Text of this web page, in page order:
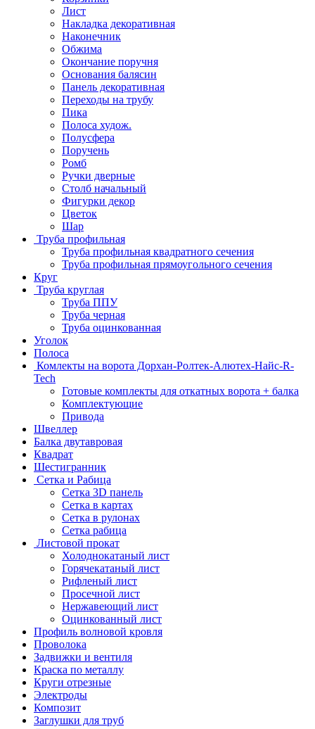
Лист
Накладка декоративная
Наконечник
Обжима
Окончание поручня
Основания балясин
Панель декоративная
Переходы на трубу
Пика
Полоса худож.
Полусфера
Поручень
Ромб
Ручки дверные
Столб начальный
Фигурки декор
Цветок
Шар
Труба профильная
Труба профильная квадратного сечения
Труба профильная прямоугольного сечения
Круг
Труба круглая
Труба ППУ
Труба черная
Труба оцинкованная
Уголок
Полоса
Комлекты на ворота Дорхан-Ролтек-Алютех-Найс-R-
Tech
Готовые комплекты для откатных ворота + балка
Комплектующие
Привода
Швеллер
Балка двутавровая
Квадрат
Шестигранник
Сетка и Рабица
Сетка 3D панель
Сетка в картах
Сетка в рулонах
Сетка рабица
Листовой прокат
Холоднокатаный лист
Горячекатаный лист
Рифленый лист
Просечной лист
Нержавеющий лист
Оцинкованный лист
Профиль волновой кровля
Проволока
Задвижки и вентиля
Краска по металлу
Круги отрезные
Электроды
Композит
Заглушки для труб